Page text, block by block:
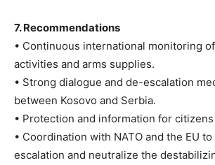
7. Recommendations
• Continuous international monitoring
activities and arms supplies.
• Strong dialogue and de-escalation
between Kosovo and Serbia.
• Protection and information for
• Coordination with NATO and the EU
escalation and neutralize the